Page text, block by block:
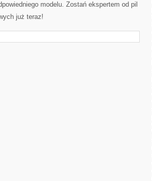
modelu. Zostań ekspertem od pil
już teraz!